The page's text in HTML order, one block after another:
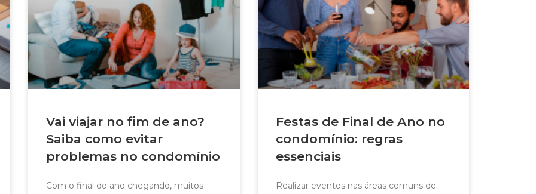
Vai viajar no fim de ano?
Saiba como evitar
problemas no condomínio
Com o final do ano chegando, muitos
Festas de Final de Ano no
condomínio: regras
essenciais
Realizar eventos nas áreas comuns de